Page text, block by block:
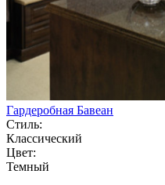
Гардеробная Бавеан
Стиль:
Классический
Цвет:
Темный